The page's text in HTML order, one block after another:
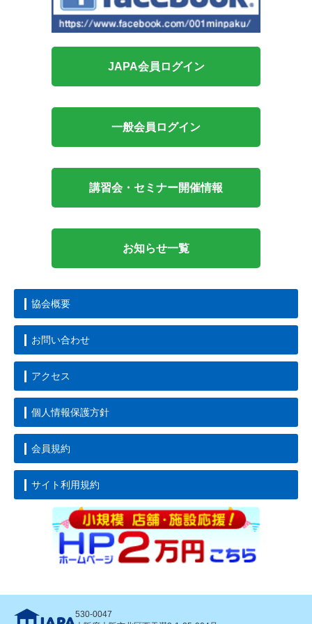
JAPA会員ログイン
一般会員ログイン
講習会・セミナー開催情報
お知らせ一覧
協会概要
お問い合わせ
アクセス
個人情報保護方針
会員規約
サイト利用規約
530-0047